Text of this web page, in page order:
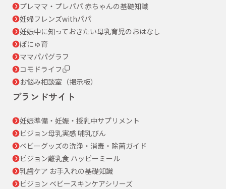
プレママ・プレパパ 赤ちゃんの基礎知識
妊婦フレンズwithパパ
妊娠中に知っておきたい母乳育児のおはなし
ぼにゅ育
ママパパグラフ
コモドライフ
お悩み相談室（掲示板）
ブランドサイト
妊娠準備・妊娠・授乳中サプリメント
ピジョン母乳実感 哺乳びん
ベビーグッズの洗浄・消毒・除菌ガイド
ピジョン離乳食 ハッピーミール
乳歯ケア お手入れの基礎知識
ピジョン ベビースキンケアシリーズ